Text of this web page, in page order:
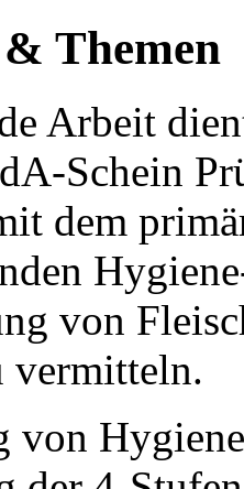
Themen
Arbeit
Schein
dem
von
vermitteln.
von